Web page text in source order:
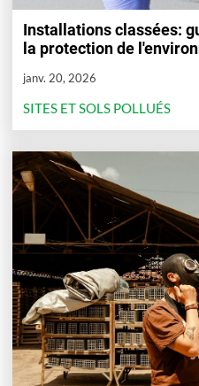
Installations classées:
la protection de
janv. 20, 2026
SITES ET SOLS POLLUÉS